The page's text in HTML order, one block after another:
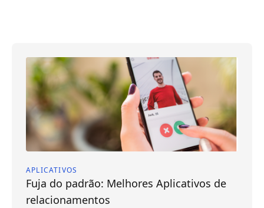
APLICATIVOS
Fuja do padrão: Melhores Aplicativos de
relacionamentos